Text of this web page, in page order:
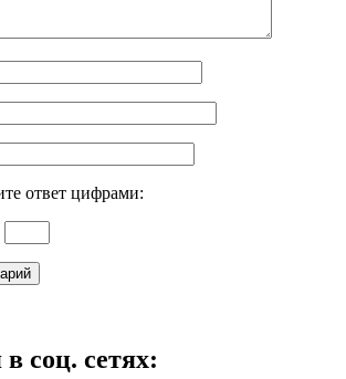
ответ цифрами:
соц. сетях: